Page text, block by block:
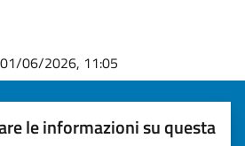
01/06/2026, 11:05
le informazioni su questa